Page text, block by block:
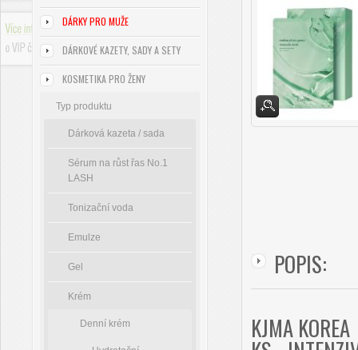
DÁRKY PRO MUŽE
DÁRKOVÉ KAZETY, SADY A SETY
KOSMETIKA PRO ŽENY
Typ produktu
Dárková kazeta / sada
Sérum na růst řas No.1
LASH
Tonizační voda
Emulze
Gel
Krém
Denní krém
POPIS:
KJMA